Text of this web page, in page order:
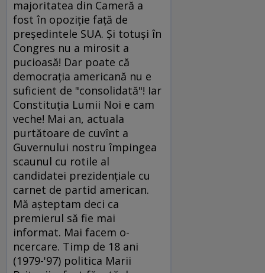
majoritatea din Cameră a
fost în opoziţie faţă de
preşedintele SUA. Şi totuşi în
Congres nu a mirosit a
pucioasă! Dar poate că
democraţia americană nu e
suficient de "consolidată"! Iar
Constituţia Lumii Noi e cam
veche! Mai an, actuala
purtătoare de cuvînt a
Guvernului nostru împingea
scaunul cu rotile al
candidatei prezidenţiale cu
carnet de partid american.
Mă aşteptam deci ca
premierul să fie mai
informat. Mai facem o-
ncercare. Timp de 18 ani
(1979-'97) politica Marii